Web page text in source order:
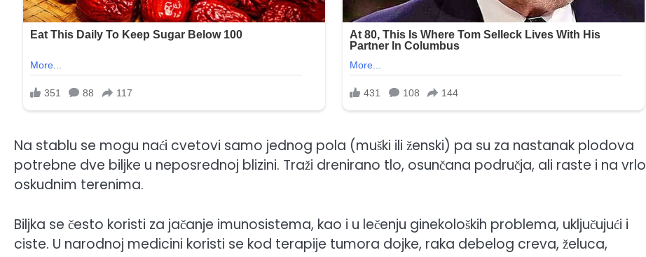
Na stablu se mogu naći cvetovi samo jednog pola (muški ili ženski) pa su za nastanak plodova
potrebne dve biljke u neposrednoj blizini. Traži drenirano tlo, osunčana područja, ali raste i na vrlo
oskudnim terenima.
Biljka se često koristi za jačanje imunosistema, kao i u lečenju ginekoloških problema, uključujući i
ciste. U narodnoj medicini koristi se kod terapije tumora dojke, raka debelog creva, želuca,